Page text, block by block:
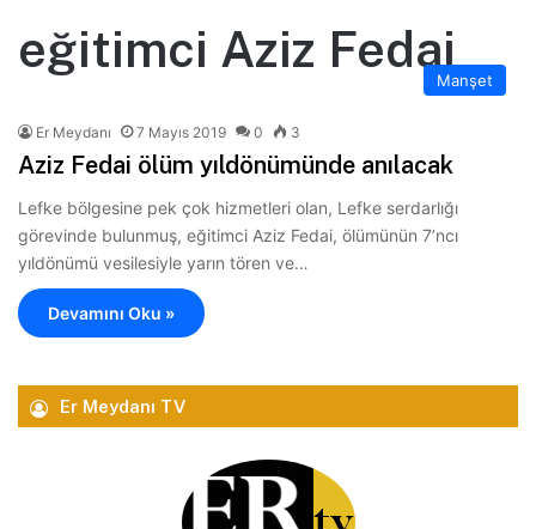
eğitimci Aziz Fedai
Manşet
Er Meydanı 7 Mayıs 2019 0 3
Aziz Fedai ölüm yıldönümünde anılacak
Lefke bölgesine pek çok hizmetleri olan, Lefke serdarlığı
görevinde bulunmuş, eğitimci Aziz Fedai, ölümünün 7’ncı
yıldönümü vesilesiyle yarın tören ve…
Devamını Oku »
Er Meydanı TV